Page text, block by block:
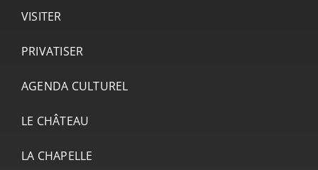
VISITER
PRIVATISER
AGENDA CULTUREL
LE CHÂTEAU
LA CHAPELLE